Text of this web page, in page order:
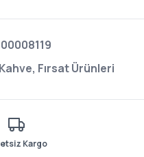
Kahve, Fırsat Ürünleri
Kargo